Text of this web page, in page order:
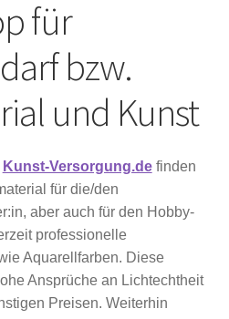
für
bzw.
und Kunst
Kunst-Versorgung.definden
für die/den
aber auch für den Hobby-
professionelle
Aquarellfarben. Diese
Ansprüche an Lichtechtheit
Preisen. Weiterhin